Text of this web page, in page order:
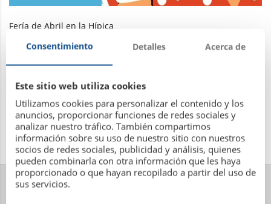
Fería de Abril en la Hípica
Sábado 10 de mayo.
Consentimiento Detalles Acerca de
Este sitio web utiliza cookies
Utilizamos cookies para personalizar el contenido y los
anuncios, proporcionar funciones de redes sociales y
analizar nuestro tráfico. También compartimos
información sobre su uso de nuestro sitio con nuestros
socios de redes sociales, publicidad y análisis, quienes
pueden combinarla con otra información que les haya
proporcionado o que hayan recopilado a partir del uso de
sus servicios.